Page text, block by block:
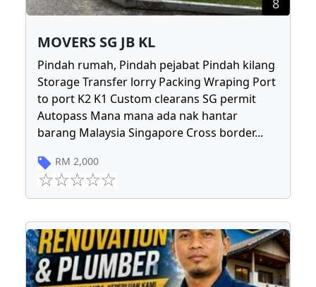
8
MOVERS SG JB KL
Pindah rumah, Pindah pejabat Pindah kilang
Storage Transfer lorry Packing Wraping Port
to port K2 K1 Custom clearans SG permit
Autopass Mana mana ada nak hantar
barang Malaysia Singapore Cross border...
RM 2,000